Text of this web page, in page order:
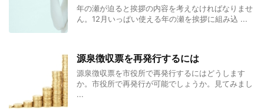
年の瀬が迫ると挨拶の内容を考えなければなりませ
ん。12月いっぱい使える年の瀬を挨拶に組み込 ...
源泉徴収票を再発行するには
源泉徴収票を市役所で再発行するにはどうします
か。市役所で再発行が可能でしょうか。見てみまし
...